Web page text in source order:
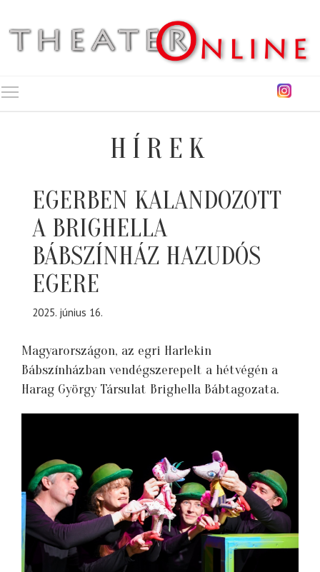
HÍREK
EGERBEN KALANDOZOTT
A BRIGHELLA
BÁBSZÍNHÁZ HAZUDÓS
EGERE
2025. június 16.
Magyarországon, az egri Harlekin
Bábszínházban vendégszerepelt a hétvégén a
Harag György Társulat Brighella Bábtagozata.